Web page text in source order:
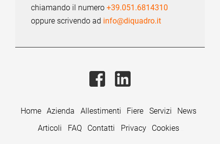
chiamando il numero+39.051.6814310
oppure scrivendo ad info@diquadro.it
Home Azienda Allestimenti Fiere Servizi
News
Articoli
FAQ Contatti Privacy Cookies